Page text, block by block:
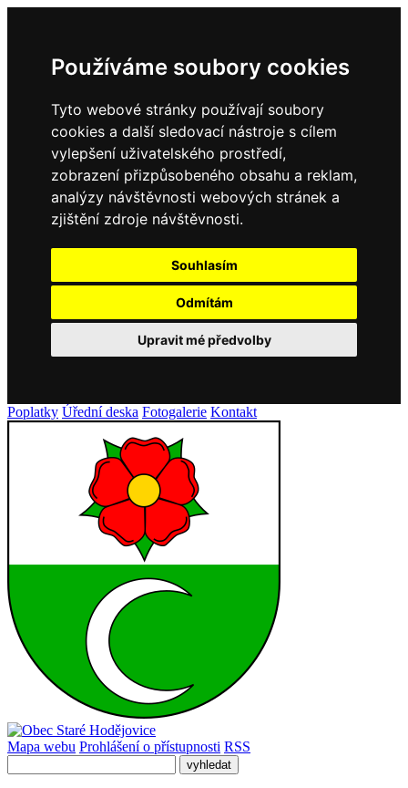
Používáme soubory cookies
Tyto webové stránky používají soubory
cookies a další sledovací nástroje s cílem
vylepšení uživatelského prostředí,
zobrazení přizpůsobeného obsahu a reklam,
analýzy návštěvnosti webových stránek a
zjištění zdroje návštěvnosti.
Souhlasím
Odmítám
Upravit mé předvolby
Poplatky Úřední deska Fotogalerie Kontakt
Mapa webu Prohlášení o přístupnosti RSS